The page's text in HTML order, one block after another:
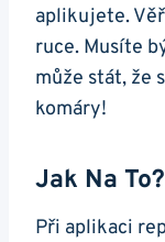
aplikujete.
ruce. Musíte
může stát, že
komáry!
Jak Na To?
Při aplikaci